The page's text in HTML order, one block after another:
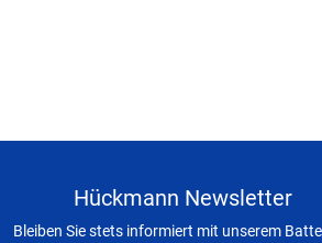
Hückmann Newsletter
Bleiben Sie stets informiert mit unserem